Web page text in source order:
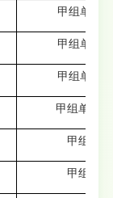
甲组单人
甲组单人
甲组单人
甲组单人
甲组单
甲组单